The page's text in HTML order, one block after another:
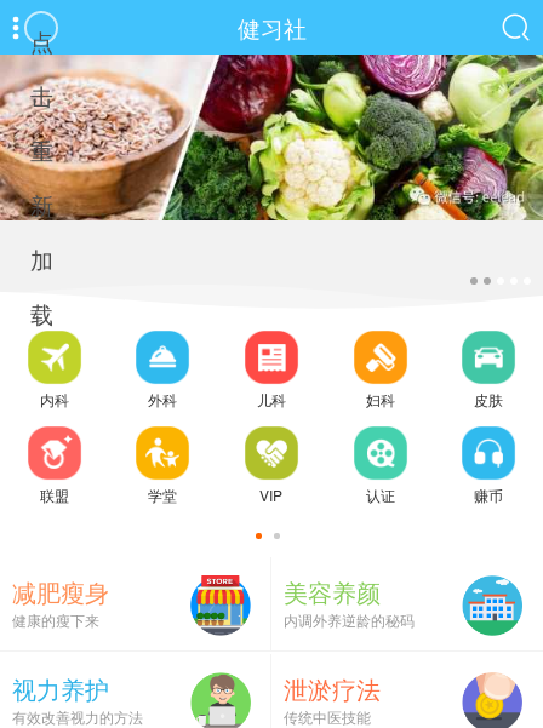
点
击
重
新
加
载
健习社
内科 外科 儿科 妇科 皮肤
联盟 学堂 VIP 认证 赚币
减肥瘦身
健康的瘦下来
美容养颜
内调外养逆龄的秘码
视力养护
有效改善视力的方法
泄淤疗法
传统中医技能